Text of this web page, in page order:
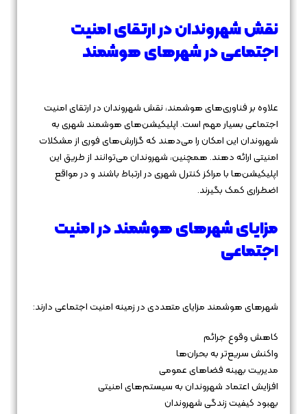
نقش شهروندان در ارتقای امنیت
اجتماعی در شهرهای هوشمند
علاوه بر فناوری‌های هوشمند، نقش شهروندان در ارتقای امنیت
اجتماعی بسیار مهم است. اپلیکیشن‌های هوشمند شهری به
شهروندان این امکان را می‌دهند که گزارش‌های فوری از مشکلات
امنیتی ارائه دهند. همچنین، شهروندان می‌توانند از طریق این
اپلیکیشن‌ها با مراکز کنترل شهری در ارتباط باشند و در مواقع
اضطراری کمک بگیرند.
مزایای شهرهای هوشمند در امنیت
اجتماعی
شهرهای هوشمند مزایای متعددی در زمینه امنیت اجتماعی دارند:
کاهش وقوع جرائم
واکنش سریع‌تر به بحران‌ها
مدیریت بهینه فضاهای عمومی
افزایش اعتماد شهروندان به سیستم‌های امنیتی
بهبود کیفیت زندگی شهروندان